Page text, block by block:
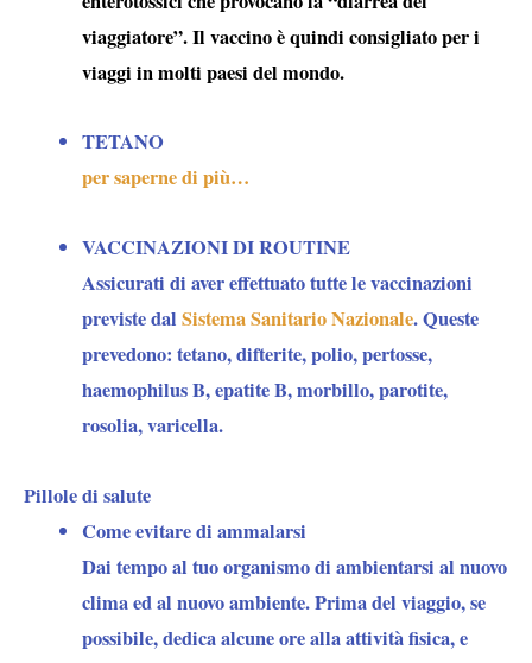
viaggiatore”. Il vaccino è quindi consigliato per i
viaggi in molti paesi del mondo.
TETANO
per saperne di più…
VACCINAZIONI DI ROUTINE
Assicurati di aver effettuato tutte le vaccinazioni
previste dalSistema Sanitario Nazionale. Queste
prevedono: tetano, difterite, polio, pertosse,
haemophilus B, epatite B, morbillo, parotite,
rosolia, varicella.
Pillole di salute
Come evitare di ammalarsi
Dai tempo al tuo organismo di ambientarsi al nuovo
clima ed al nuovo ambiente. Prima del viaggio, se
possibile, dedica alcune ore alla attività fisica, e